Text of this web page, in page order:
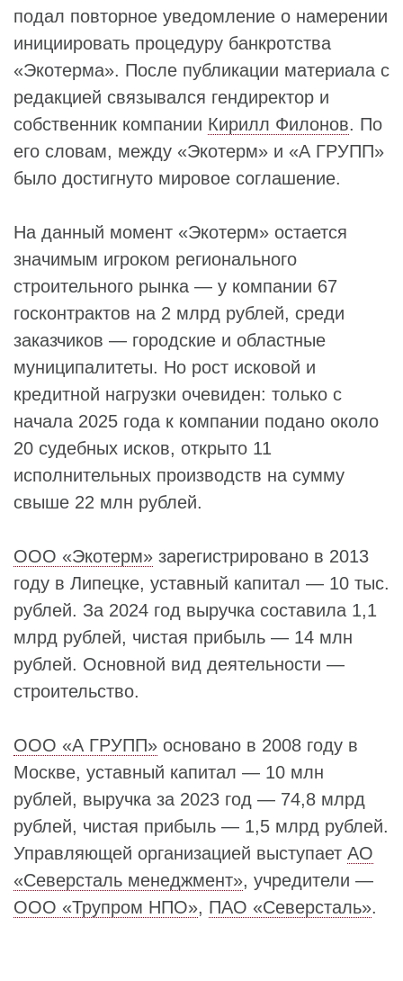
подал повторное уведомление о намерении
инициировать процедуру банкротства
«Экотерма». После публикации материала c
редакцией связывался гендиректор и
собственник компании Кирилл Филонов. По
его словам, между «Экотерм» и «А ГРУПП»
было достигнуто мировое соглашение.
На данный момент «Экотерм» остается
значимым игроком регионального
строительного рынка — у компании 67
госконтрактов на 2 млрд рублей, среди
заказчиков — городские и областные
муниципалитеты. Но рост исковой и
кредитной нагрузки очевиден: только с
начала 2025 года к компании подано около
20 судебных исков, открыто 11
исполнительных производств на сумму
свыше 22 млн рублей.
ООО «Экотерм» зарегистрировано в 2013
году в Липецке, уставный капитал — 10 тыс.
рублей. За 2024 год выручка составила 1,1
млрд рублей, чистая прибыль — 14 млн
рублей. Основной вид деятельности —
строительство.
ООО «А ГРУПП» основано в 2008 году в
Москве, уставный капитал — 10 млн
рублей, выручка за 2023 год — 74,8 млрд
рублей, чистая прибыль — 1,5 млрд рублей.
Управляющей организацией выступает АО
«Северсталь менеджмент», учредители —
ООО «Трупром НПО», ПАО «Северсталь».